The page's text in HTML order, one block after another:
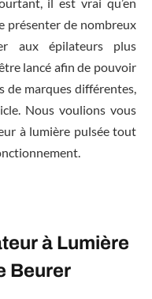
présenter de nombreux
aux épilateurs plus
lancé afin de pouvoir
de marques différentes,
Nous voulions vous
à lumière pulsée tout
à Lumière
Beurer